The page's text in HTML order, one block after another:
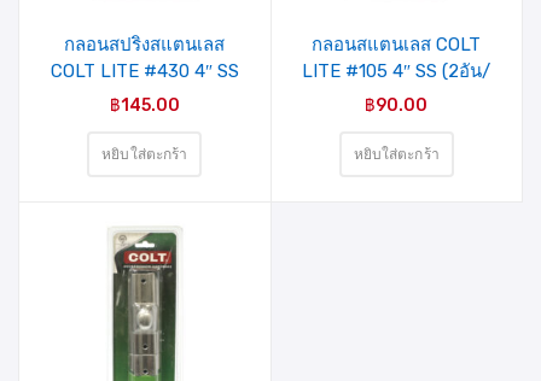
กลอนสปริงสแตนเลส
COLT LITE #430 4″ SS
(2อัน/แผง)
฿145.00
หยิบใส่ตะกร้า
กลอนสแตนเลส COLT
LITE #105 4″ SS (2อัน/
แผง)
฿90.00
หยิบใส่ตะกร้า